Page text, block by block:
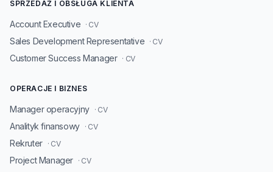
SPRZEDAŻ I OBSŁUGA KLIENTA
Account Executive · CV
Sales Development Representative · CV
Customer Success Manager · CV
OPERACJE I BIZNES
Manager operacyjny · CV
Analityk finansowy · CV
Rekruter · CV
Project Manager · CV